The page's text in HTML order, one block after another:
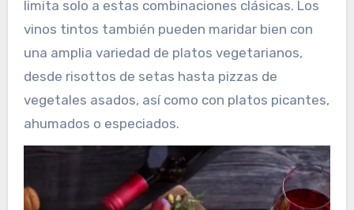
limita solo a estas combinaciones clásicas. Los
vinos tintos también pueden maridar bien con
una amplia variedad de platos vegetarianos,
desde risottos de setas hasta pizzas de
vegetales asados, así como con platos picantes,
ahumados o especiados.